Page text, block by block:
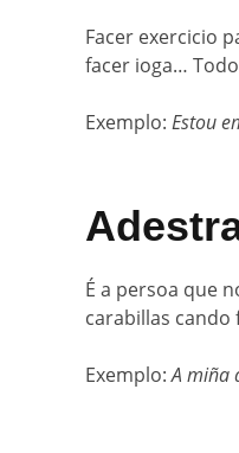
Facer exercicio
facer ioga…
Exemplo: Estou
É a persoa que
carabillas cando
Exemplo:A miña